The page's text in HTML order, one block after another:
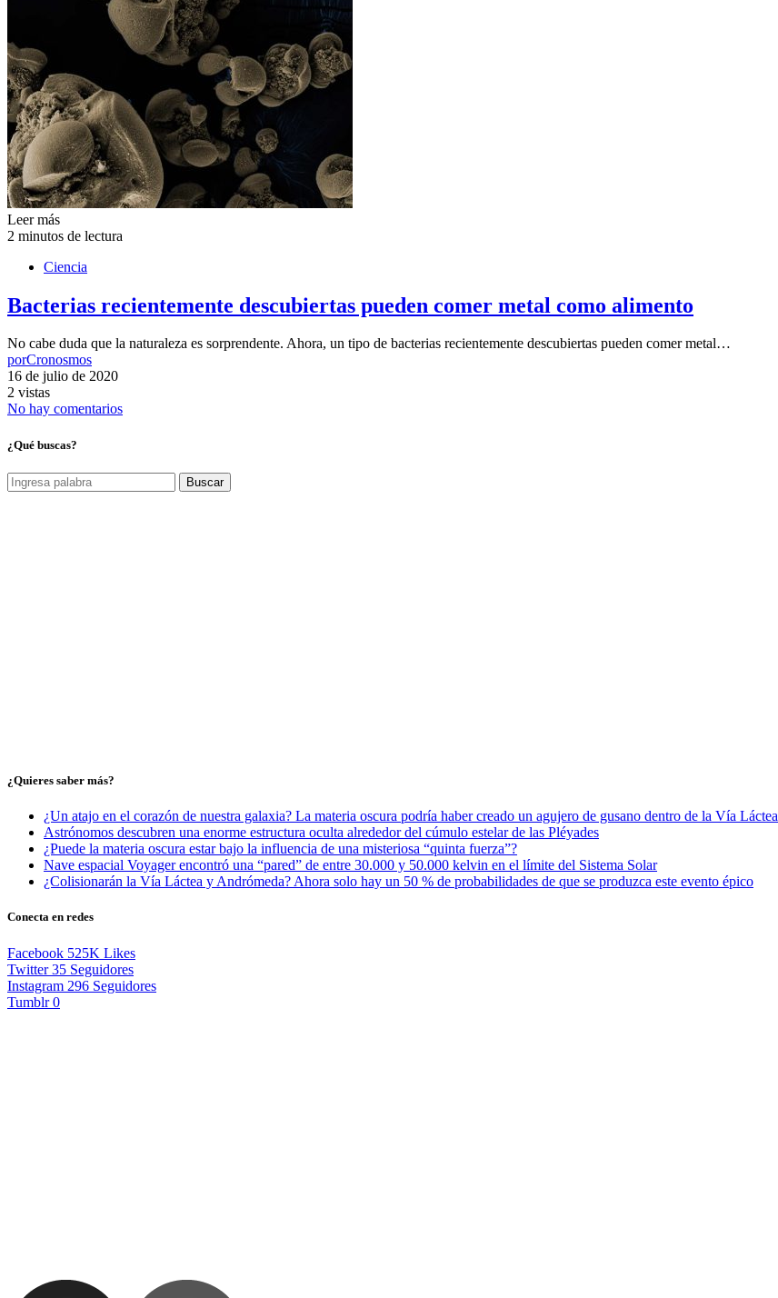
Leer más
2 minutos de lectura
Ciencia
Bacterias recientemente descubiertas pueden comer metal como alimento
No cabe duda que la naturaleza es sorprendente. Ahora, un tipo de bacterias recientemente descubiertas pueden comer metal…
porCronosmos
16 de julio de 2020
2 vistas
No hay comentarios
¿Qué buscas?
Buscar
¿Quieres saber más?
¿Un atajo en el corazón de nuestra galaxia? La materia oscura podría haber creado un agujero de gusano dentro de la Vía Láctea
Astrónomos descubren una enorme estructura oculta alrededor del cúmulo estelar de las Pléyades
¿Puede la materia oscura estar bajo la influencia de una misteriosa “quinta fuerza”?
Nave espacial Voyager encontró una “pared” de entre 30.000 y 50.000 kelvin en el límite del Sistema Solar
¿Colisionarán la Vía Láctea y Andrómeda? Ahora solo hay un 50 % de probabilidades de que se produzca este evento épico
Conecta en redes
Facebook 525K Likes
Twitter 35 Seguidores
Instagram 296 Seguidores
Tumblr 0